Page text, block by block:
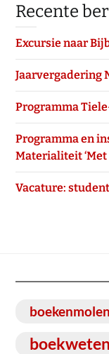
Recente
Excursie naar
Jaarvergadering
Programma
Programma en
Materialiteit ‘Met
Vacature:
boekenmolen